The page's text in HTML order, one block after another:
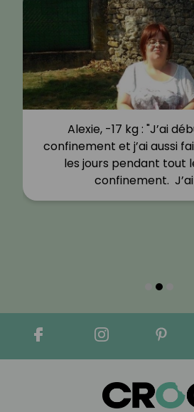
Alexie, -17 kg : "J’ai
confinement et j’ai aussi
les jours pendant tout
confinement.